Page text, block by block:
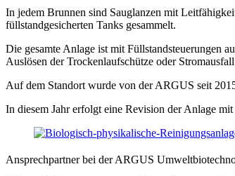
In jedem Brunnen sind Sauglanzen mit
füllstandgesicherten Tanks gesammelt.
Die gesamte Anlage ist mit Füllstandsteuerungen
Auslösen der Trockenlaufschütze oder
Auf dem Standort wurde von der ARGUS seit
In diesem Jahr erfolgt eine Revision der Anlage
Ansprechpartner bei der ARGUS